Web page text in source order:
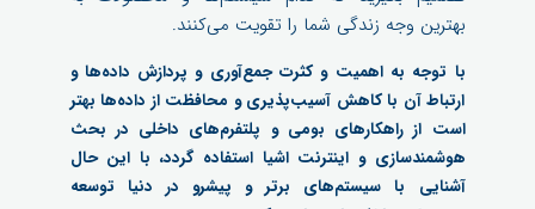
بهترین وجه زندگی شما را تقویت می‌کنند.
با توجه به اهمیت و کثرت جمع‌آوری و پردازش داده‌ها و
ارتباط آن با کاهش آسیب‌پذیری و محافظت از داده‌ها بهتر
است از راهکارهای بومی و پلتفرم‌های داخلی در بحث
هوشمندسازی و اینترنت اشیا استفاده گردد، با این حال
آشنایی با سیستم‌های برتر و پیشرو در دنیا توسعه